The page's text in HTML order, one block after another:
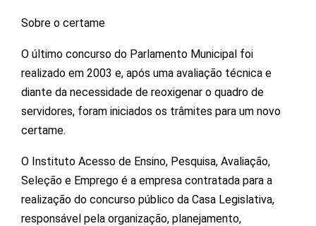
Sobre o certame
O último concurso do Parlamento Municipal foi
realizado em 2003 e, após uma avaliação técnica e
diante da necessidade de reoxigenar o quadro de
servidores, foram iniciados os trâmites para um novo
certame.
O Instituto Acesso de Ensino, Pesquisa, Avaliação,
Seleção e Emprego é a empresa contratada para a
realização do concurso público da Casa Legislativa,
responsável pela organização, planejamento,